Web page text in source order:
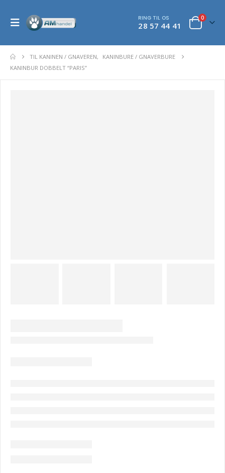
RING TIL OS
28 57 44 41
0
TIL KANINEN / GNAVEREN,
KANINBURE / GNAVERBURE
KANINBUR DOBBELT “PARIS”